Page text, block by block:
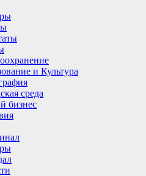
и Культура
среда
бизнес